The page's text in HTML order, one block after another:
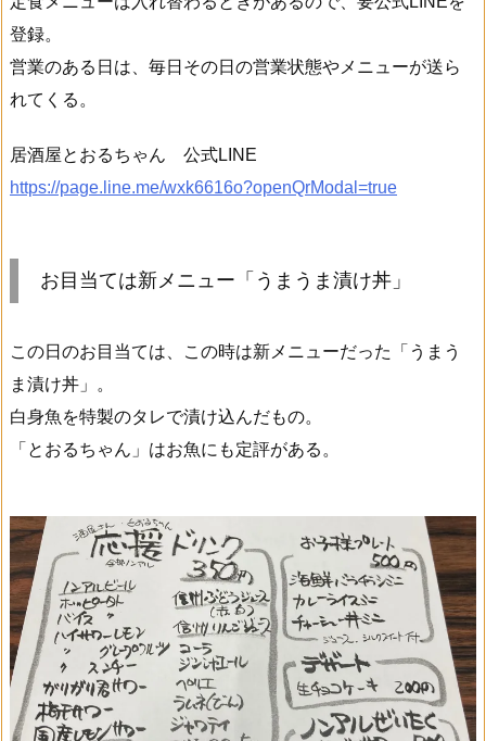
登録。
営業のある日は、毎日その日の営業状態やメニューが送ら
れてくる。
居酒屋とおるちゃん 公式LINE
https://page.line.me/wxk6616o?openQrModal=true
お目当ては新メニュー「うまうま漬け丼」
この日のお目当ては、この時は新メニューだった「うまう
ま漬け丼」。
白身魚を特製のタレで漬け込んだもの。
「とおるちゃん」はお魚にも定評がある。